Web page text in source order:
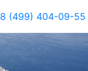
8 (499) 404-09-55